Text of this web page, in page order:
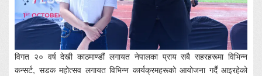
विगत २० वर्ष देखी काठमाण्डौं लगायत नेपालका प्राय सबै सहरहरूमा विभिन्न
कन्सर्ट, सडक महोत्सव लगायत विभिन्न कार्यक्रमहरूको आयोजना गर्दै आइरहेको